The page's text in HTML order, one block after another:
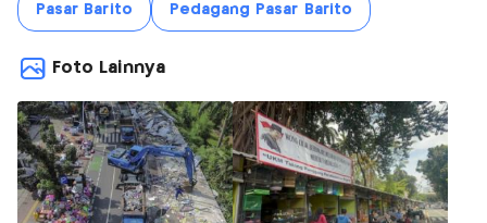
Pasar Barito Pedagang Pasar Barito
Foto Lainnya